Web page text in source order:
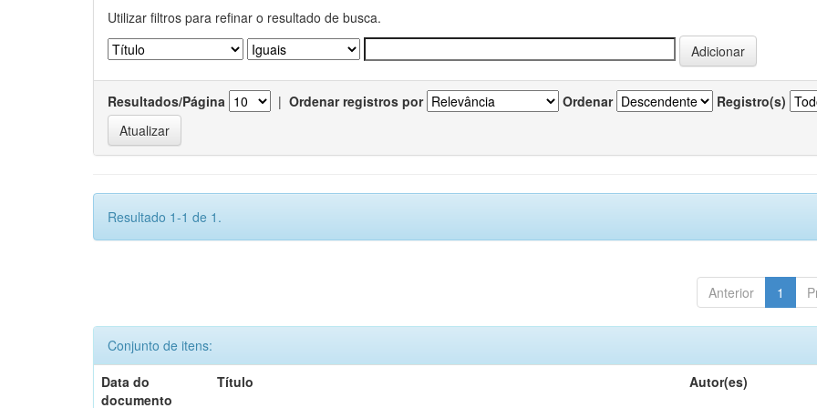
Utilizar filtros para refinar o resultado de busca.
Resultados/Página | Ordenar registros por Ordenar Registro(s)
Resultado 1-1 de 1.
Anterior 1
Conjunto de itens:
Data do
documento
Título Autor(es)